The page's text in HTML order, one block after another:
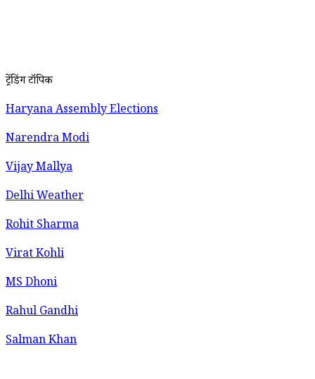
ट्रेंडिंग टॉपिक
Haryana Assembly Elections
Narendra Modi
Vijay Mallya
Delhi Weather
Rohit Sharma
Virat Kohli
MS Dhoni
Rahul Gandhi
Salman Khan